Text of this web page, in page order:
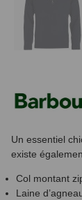
Un essentiel
existe
Col montant
Laine